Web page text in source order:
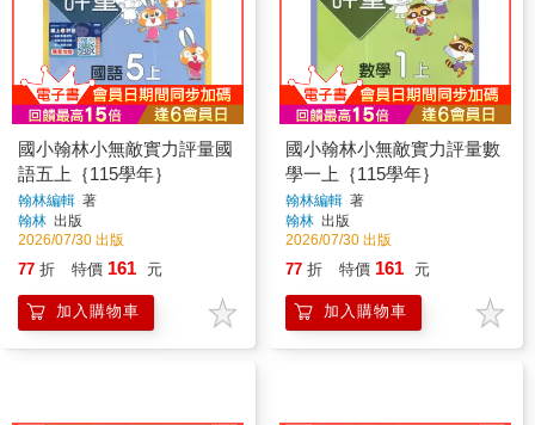
國小翰林小無敵實力評量國
語五上｛115學年｝
翰林編輯 著
翰林 出版
2026/07/30 出版
77 折 特價 161 元
加入購物車
國小翰林小無敵實力評量數
學一上｛115學年｝
翰林編輯 著
翰林 出版
2026/07/30 出版
77 折 特價 161 元
加入購物車